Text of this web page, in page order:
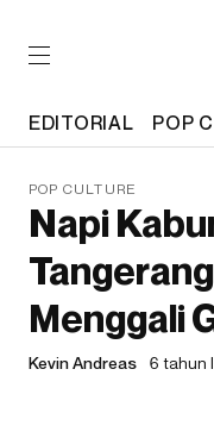
EDITORIAL POP
POP CULTURE
Napi
Menggali
Kevin Andreas 6 tahun